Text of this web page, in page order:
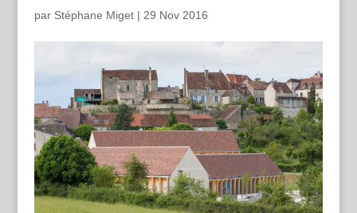
par Stéphane Miget| 29 Nov 2016